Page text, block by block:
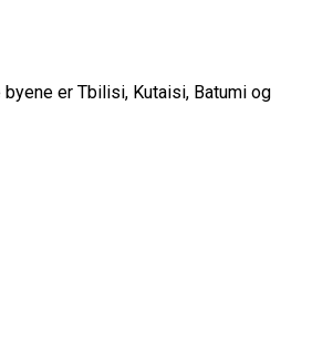
er Tbilisi, Kutaisi, Batumi og